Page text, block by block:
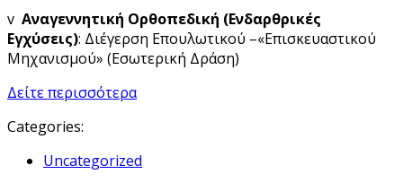
v Αναγεννητική Ορθοπεδική (Ενδαρθρικές
Εγχύσεις): Διέγερση Επουλωτικού –«Επισκευαστικού
Μηχανισμού» (Εσωτερική Δράση)
Δείτε περισσότερα
Categories:
Uncategorized